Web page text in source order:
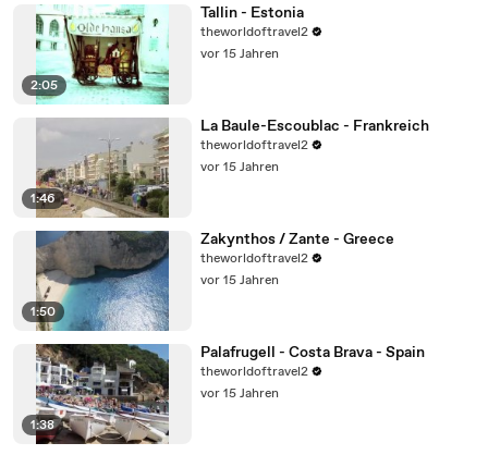
2:05
Tallin - Estonia
theworldoftravel2
vor 15 Jahren
1:46
La Baule-Escoublac - Frankreich
theworldoftravel2
vor 15 Jahren
1:50
Zakynthos / Zante - Greece
theworldoftravel2
vor 15 Jahren
1:38
Palafrugell - Costa Brava - Spain
theworldoftravel2
vor 15 Jahren